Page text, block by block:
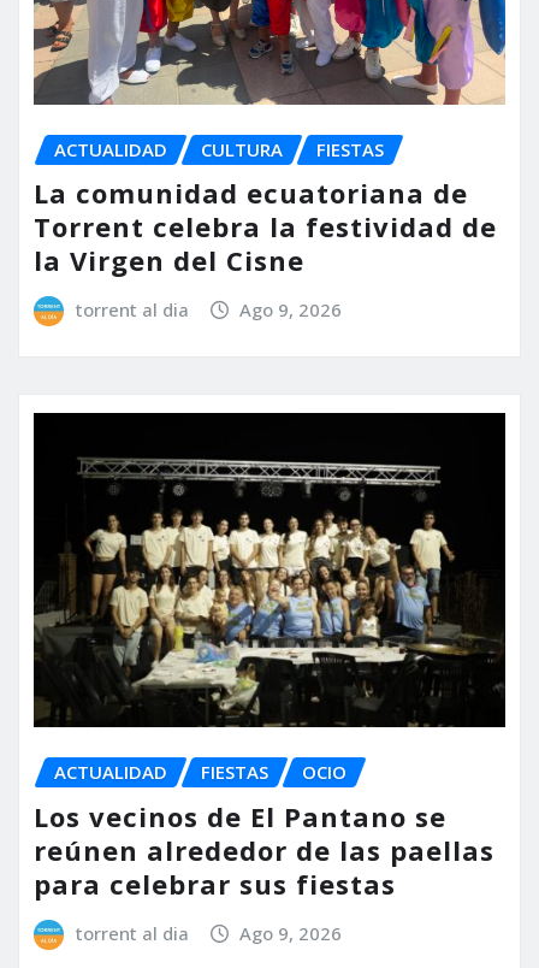
ACTUALIDAD CULTURA FIESTAS
La comunidad ecuatoriana de
Torrent celebra la festividad de
la Virgen del Cisne
torrent al dia Ago 9, 2026
ACTUALIDAD FIESTAS OCIO
Los vecinos de El Pantano se
reúnen alrededor de las paellas
para celebrar sus fiestas
torrent al dia Ago 9, 2026